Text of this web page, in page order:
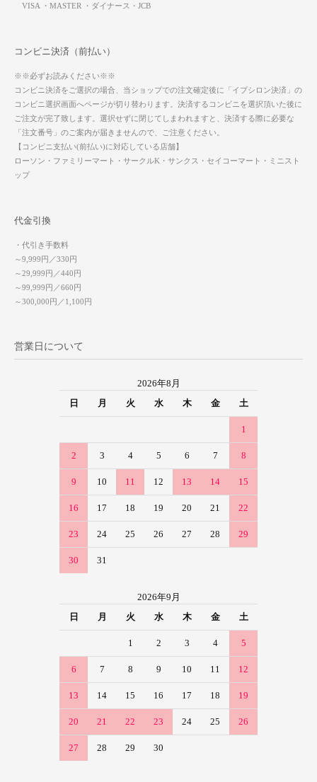
VISA ・MASTER ・ダイナース・JCB
コンビニ決済（前払い）
※※必ずお読みください※※
コンビニ決済をご選択の場合、当ショップでの注文確定後に「イプシロン決済」の
コンビニ選択画面へページが切り替わります。決済するコンビニを選択頂いた後に
ご注文が完了致します。選択せずに閉じてしまわれますと、決済する際に必要な
「注文番号」のご案内が届きませんので、ご注意ください。
【コンビニ支払い(前払い)に対応している店舗】
ローソン・ファミリーマート・サークルK・サンクス・セイコーマート・ミニスト
ップ
代金引換
・代引き手数料
～9,999円／330円
～29,999円／440円
～99,999円／660円
～300,000円／1,100円
営業日について
2026年8月
日
月 火 水 木 金 土
1
2 3 4 5 6 7 8
9 10 11 12 13 14 15
16 17 18 19 20 21 22
23 24 25 26 27 28 29
30 31
2026年9月
日
月 火 水 木 金 土
1 2 3 4 5
6 7 8 9 10 11 12
13 14 15 16 17 18 19
20 21 22 23 24 25 26
27 28 29 30